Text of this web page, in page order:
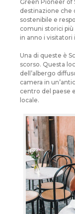
Green Pioneer of
destinazione che
sostenibile e
comuni storici
in anno i
Una di queste è
scorso. Questa
dell’albergo
camera in
centro del paese
locale.